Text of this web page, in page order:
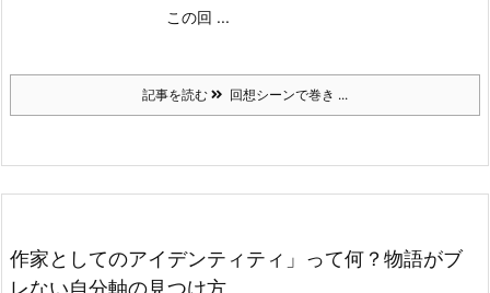
この回 ...
記事を読む 回想シーンで巻き ...
作家としてのアイデンティティ」って何？物語がブ
レない自分軸の見つけ方